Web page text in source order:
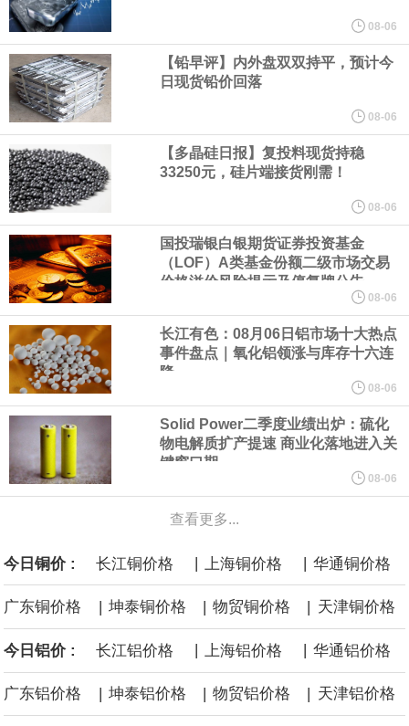
谷歌规划的印度数据中心枢纽建设工作正在如火如荼推进，项目所
在地上方的山坡已经被开挖，露出赤红土层，并修出层层台地。但
环保人士的反对声浪持续高涨，给这家美国科技巨头总规模 150 亿
美元的项目制造重重阻碍
欧股开盘涨跌不一，德国DAX指数跌0.29%，英国富时100指数涨
0.08%，法国CAC40指数涨0.03%，欧洲斯托克50指数跌0.15%，
意大利富时MIB指数跌0.18%。
LME伦镍日内跌超3.00%，现报16574.100美元/吨。
瑞士7月季调后失业率 3.1%，预期 3.1%，前值 3.1%。瑞士7月未
季调失业率 3%，预期 3%，前值 2.9%。
商品期货收盘，黄金连续涨3.44%，焦炭连续涨2.72%，铁矿石连续
涨2.64%，镍连续跌2.62%，白银连续涨2.61%。
沙特下调了对亚洲的主要原油价格，与此同时，各方正就一项旨在
格。
08-06
【铅早评】内外盘双双持平，预计今
日现货铅价回落
08-06
【多晶硅日报】复投料现货持稳
33250元，硅片端接货刚需！
08-06
国投瑞银白银期货证券投资基金
（LOF）A类基金份额二级市场交易
价格溢价风险提示及停复牌公告
08-06
长江有色：08月06日铝市场十大热点
事件盘点｜氧化铝领涨与库存十六连
降
08-06
Solid Power二季度业绩出炉：硫化
物电解质扩产提速 商业化落地进入关
键窗口期
08-06
查看更多...
今日铜价 : 长江铜价格 | 上海铜价格 | 华通铜价格
广东铜价格 | 坤泰铜价格 | 物贸铜价格 | 天津铜价格
今日铝价 : 长江铝价格 上海铝价格 华通铝价格
广东铝价格 | 坤泰铝价格 | 物贸铝价格 | 天津铝价格